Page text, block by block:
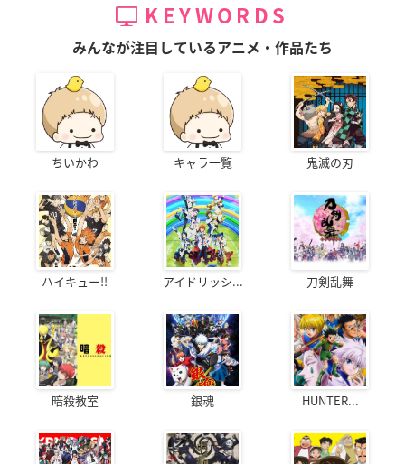
KEYWORDS
みんなが注目しているアニメ・作品たち
ちいかわ キャラ一覧 鬼滅の刃
ハイキュー!! アイドリッシ... 刀剣乱舞
暗殺教室 銀魂 HUNTER...